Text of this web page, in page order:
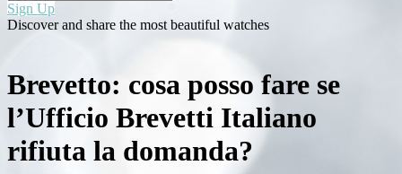
Sign Up
Discover and share the most beautiful watches
Brevetto: cosa posso fare se
l’Ufficio Brevetti Italiano
rifiuta la domanda?